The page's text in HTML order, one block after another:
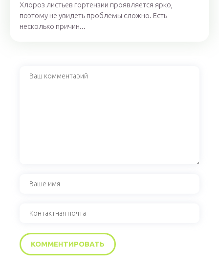
Хлороз листьев гортензии проявляется ярко,
поэтому не увидеть проблемы сложно. Есть
несколько причин...